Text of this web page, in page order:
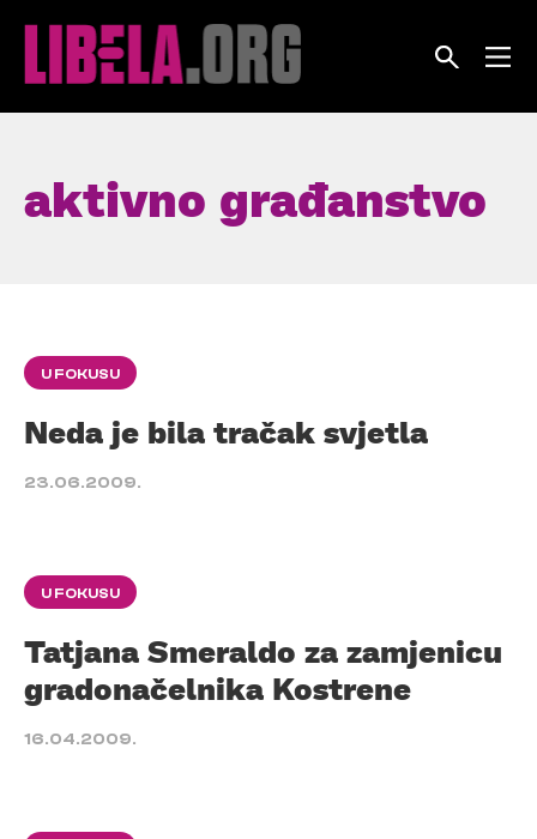
aktivno građanstvo
U FOKUSU
Neda je bila tračak svjetla
23.06.2009.
U FOKUSU
Tatjana Smeraldo za zamjenicu
gradonačelnika Kostrene
16.04.2009.